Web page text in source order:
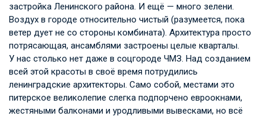
застройка Ленинского района. И ещё — много зелени.
Воздух в городе относительно чистый (разумеется, пока
ветер дует не со стороны комбината). Архитектура просто
потрясающая, ансамблями застроены целые кварталы.
У нас столько нет даже в соцгороде ЧМЗ. Над созданием
всей этой красоты в своё время потрудились
ленинградские архитекторы. Само собой, местами это
питерское великолепие слегка подпорчено евроокнами,
жестяными балконами и уродливыми вывесками, но всё